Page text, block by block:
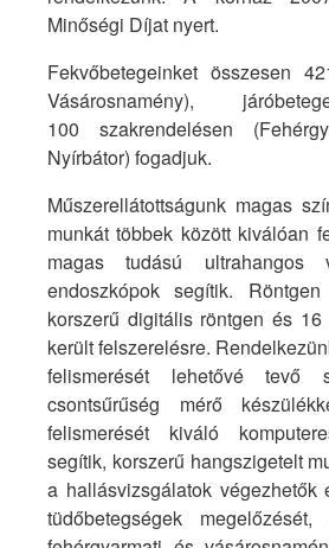
Minőségi Díjat nyert.
Fekvőbetegeinket összesen
Vásárosnamény),
100 szakrendelésen
Nyírbátor) fogadjuk.
Műszerellátottságunk magas
munkát többek között kiválóan
magas tudású ultrahangos
endoszkópok segítik.
korszerű digitális röntgen és
került felszerelésre.
felismerését lehetővé tevő
csontsűrűség mérő
felismerését kiváló
segítik, korszerű hangszigetelt
a hallásvizsgálatok
tüdőbetegségek